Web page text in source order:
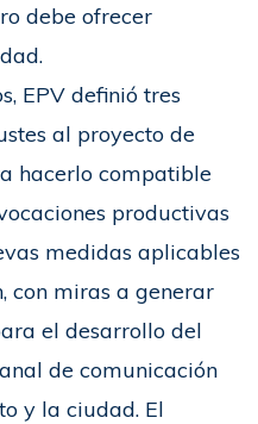
debe ofrecer
EPV definió tres
al proyecto de
hacerlo compatible
productivas
medidas aplicables
con miras a generar
el desarrollo del
de comunicación
y la ciudad. El